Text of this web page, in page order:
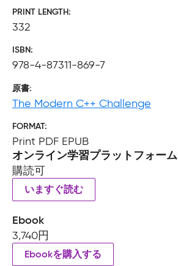
PRINT LENGTH
332
ISBN
978-4-87311-869-7
原書
The Modern C++ Challenge
FORMAT
Print PDF EPUB
オンライン学習プラットフォーム
購読可
いますぐ読む
Ebook
3,740円
Ebookを購入する